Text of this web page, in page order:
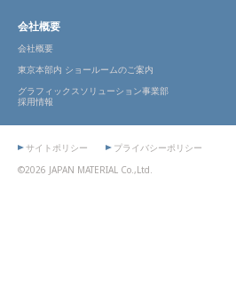
会社概要
会社概要
東京本部内 ショールームのご案内
グラフィックスソリューション事業部
採用情報
©2026 JAPAN MATERIAL Co.,Ltd.
サイトポリシー プライバシーポリシー